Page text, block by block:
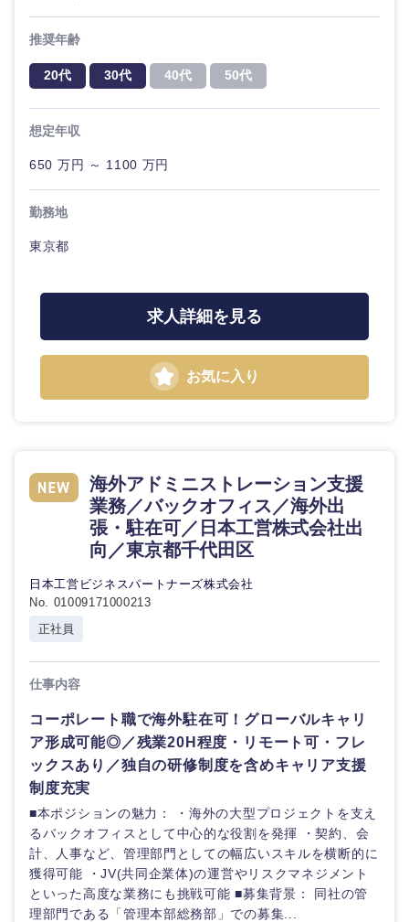
推奨年齢
20代 30代 40代 50代
想定年収
650 万円 ～ 1100 万円
勤務地
東京都
求人詳細を見る
お気に入り
海外アドミニストレーション支援
業務／バックオフィス／海外出
張・駐在可／日本工営株式会社出
向／東京都千代田区
日本工営ビジネスパートナーズ株式会社
No. 01009171000213
正社員
仕事内容
コーポレート職で海外駐在可！グローバルキャリ
ア形成可能◎／残業20H程度・リモート可・フレ
ックスあり／独自の研修制度を含めキャリア支援
制度充実
■本ポジションの魅力： ・海外の大型プロジェクトを支え
るバックオフィスとして中心的な役割を発揮 ・契約、会
計、人事など、管理部門としての幅広いスキルを横断的に
獲得可能 ・JV(共同企業体)の運営やリスクマネジメント
といった高度な業務にも挑戦可能 ■募集背景： 同社の管
理部門である「管理本部総務部」での募集...